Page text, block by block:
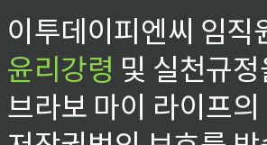
이투데이피엔씨 임
윤리강령 및 실천규
브라보 마이 라이프